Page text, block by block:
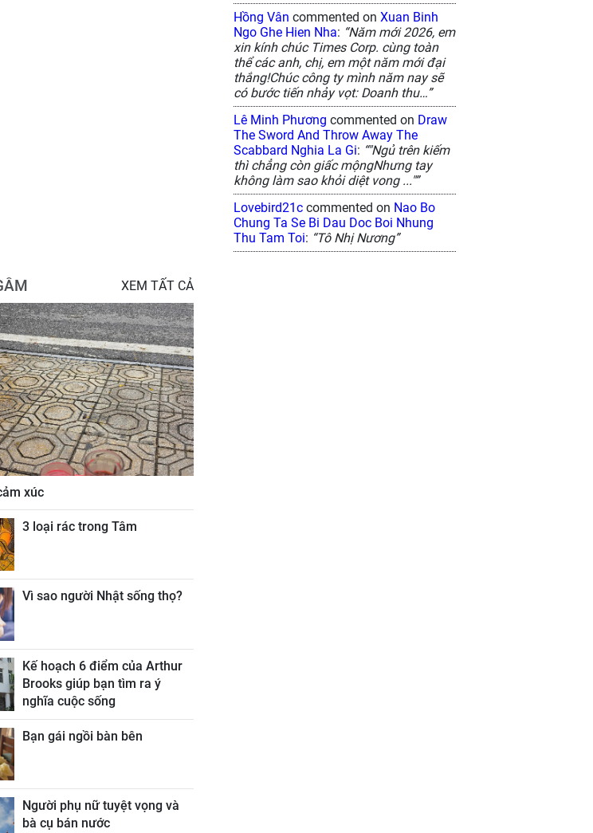
XEM TẤT CẢ
xúc
3 loại rác trong Tâm
Vì sao người Nhật sống thọ?
Kế hoạch 6 điểm của Arthur
Brooks giúp bạn tìm ra ý
nghĩa cuộc sống
Bạn gái ngồi bàn bên
Người phụ nữ tuyệt vọng và
bà cụ bán nước
Hồng Vân commented on Xuan Binh
Ngo Ghe Hien Nha: “Năm mới 2026, em
xin kính chúc Times Corp. cùng toàn
thể các anh, chị, em một năm mới đại
thắng!Chúc công ty mình năm nay sẽ
có bước tiến nhảy vọt: Doanh thu…”
Lê Minh Phương commented on Draw
The Sword And Throw Away The
Scabbard Nghia La Gi: “"Ngủ trên kiếm
thì chẳng còn giấc mộngNhưng tay
không làm sao khỏi diệt vong ..."”
Lovebird21c commented on Nao Bo
Chung Ta Se Bi Dau Doc Boi Nhung
Thu Tam Toi: “Tô Nhị Nương”